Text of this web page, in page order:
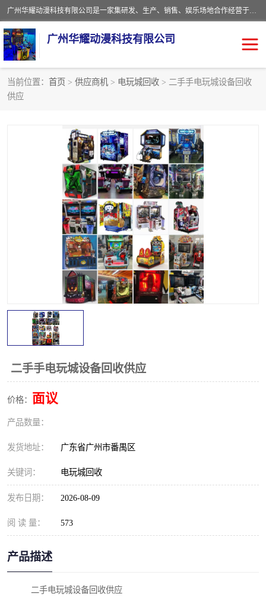
广州华耀动漫科技有限公司是一家集研发、生产、销售、娱乐场地合作经营于一体的动漫游戏公司。本公司拥有一支年轻化集研发生产到售后服务的队伍，及时地为客户提供、赚钱的产品。本公司以雄厚的实力、合理的价格、优良的服务与多家企业建立了长期的合作关系。热诚欢迎各界前来参观、考察、洽谈业务。目前公司经营的产品有：各种捕渔游戏机系列，大型模拟机系列、轮盘机系列、连线机系列、框体机系列、玛莉机系列等。
广州华耀动漫科技有限公司
当前位置： 首页 > 供应商机 > 电玩城回收 > 二手手电玩城设备回收
供应
二手手电玩城设备回收供应
价格： 面议
产品数量：
发货地址： 广东省广州市番禺区
关键词： 电玩城回收
发布日期： 2026-08-09
阅 读 量： 573
产品描述
二手电玩城设备回收供应
娃娃机回收
电玩城回收
模拟机回收 儿童机回收
游戏厅回收 *机回收